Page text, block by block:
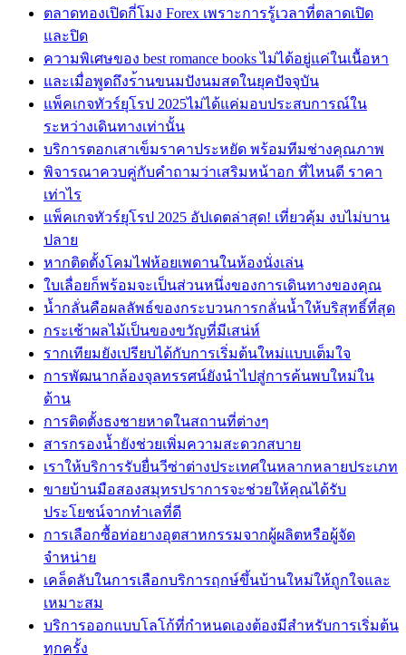
ตลาดทองเปิดกี่โมง Forex เพราะการรู้เวลาที่ตลาดเปิด
และปิด
ความพิเศษของ best romance books ไม่ได้อยู่แค่ในเนื้อหา
และเมื่อพูดถึงร้านขนมปังนมสดในยุคปัจจุบัน
แพ็คเกจทัวร์ยุโรป 2025ไม่ได้แค่มอบประสบการณ์ใน
ระหว่างเดินทางเท่านั้น
บริการตอกเสาเข็มราคาประหยัด พร้อมทีมช่างคุณภาพ
พิจารณาควบคู่กับคำถามว่าเสริมหน้าอก ที่ไหนดี ราคา
เท่าไร
แพ็คเกจทัวร์ยุโรป 2025 อัปเดตล่าสุด! เที่ยวคุ้ม งบไม่บาน
ปลาย
หากติดตั้งโคมไฟห้อยเพดานในห้องนั่งเล่น
ใบเลื่อยก็พร้อมจะเป็นส่วนหนึ่งของการเดินทางของคุณ
น้ำกลั่นคือผลลัพธ์ของกระบวนการกลั่นน้ำให้บริสุทธิ์ที่สุด
กระเช้าผลไม้เป็นของขวัญที่มีเสน่ห์
รากเทียมยังเปรียบได้กับการเริ่มต้นใหม่แบบเต็มใจ
การพัฒนากล้องจุลทรรศน์ยังนำไปสู่การค้นพบใหม่ใน
ด้าน
การติดตั้งธงชายหาดในสถานที่ต่างๆ
สารกรองน้ำยังช่วยเพิ่มความสะดวกสบาย
เราให้บริการรับยื่นวีซ่าต่างประเทศในหลากหลายประเภท
ขายบ้านมือสองสมุทรปราการจะช่วยให้คุณได้รับ
ประโยชน์จากทำเลที่ดี
การเลือกซื้อท่อยางอุตสาหกรรมจากผู้ผลิตหรือผู้จัด
จำหน่าย
เคล็ดลับในการเลือกบริการฤกษ์ขึ้นบ้านใหม่ให้ถูกใจและ
เหมาะสม
บริการออกแบบโลโก้ที่กำหนดเองต้องมีสำหรับการเริ่มต้น
ทุกครั้ง